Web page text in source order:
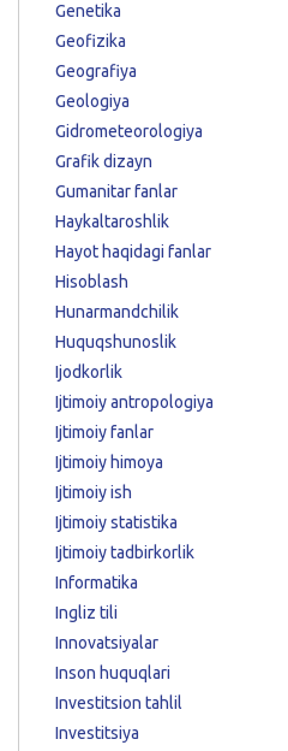
Genetika
Geofizika
Geografiya
Geologiya
Gidrometeorologiya
Grafik dizayn
Gumanitar fanlar
Haykaltaroshlik
Hayot haqidagi fanlar
Hisoblash
Hunarmandchilik
Huquqshunoslik
Ijodkorlik
Ijtimoiy antropologiya
Ijtimoiy fanlar
Ijtimoiy himoya
Ijtimoiy ish
Ijtimoiy statistika
Ijtimoiy tadbirkorlik
Informatika
Ingliz tili
Innovatsiyalar
Inson huquqlari
Investitsion tahlil
Investitsiya